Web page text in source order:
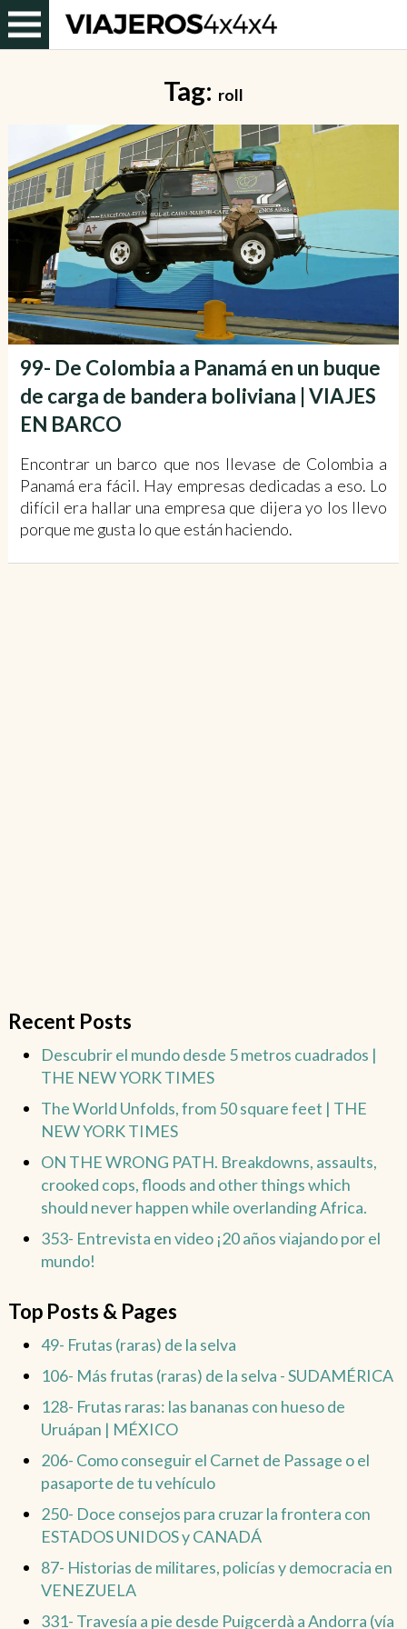
Tag: roll
99- De Colombia a Panamá en un buque
de carga de bandera boliviana | VIAJES
EN BARCO
Encontrar un barco que nos llevase de Colombia a
Panamá era fácil. Hay empresas dedicadas a eso. Lo
difícil era hallar una empresa que dijera yo los llevo
porque me gusta lo que están haciendo.
Recent Posts
Descubrir el mundo desde 5 metros cuadrados |
THE NEW YORK TIMES
The World Unfolds, from 50 square feet | THE
NEW YORK TIMES
ON THE WRONG PATH. Breakdowns, assaults,
crooked cops, floods and other things which
should never happen while overlanding Africa.
353- Entrevista en video ¡20 años viajando por el
mundo!
Top Posts & Pages
49- Frutas (raras) de la selva
106- Más frutas (raras) de la selva - SUDAMÉRICA
128- Frutas raras: las bananas con hueso de
Uruápan | MÉXICO
206- Como conseguir el Carnet de Passage o el
pasaporte de tu vehículo
250- Doce consejos para cruzar la frontera con
ESTADOS UNIDOS y CANADÁ
87- Historias de militares, policías y democracia en
VENEZUELA
331- Travesía a pie desde Puigcerdà a Andorra (vía